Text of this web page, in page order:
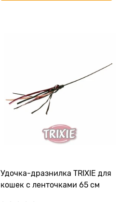
Удочка-дразнилка TRIXIE для
кошек с ленточками 65 см